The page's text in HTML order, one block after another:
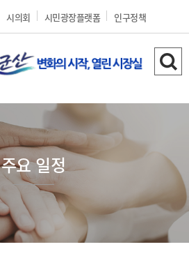
시의회 시민광장플랫폼 인구정책
검
하
주요 일정